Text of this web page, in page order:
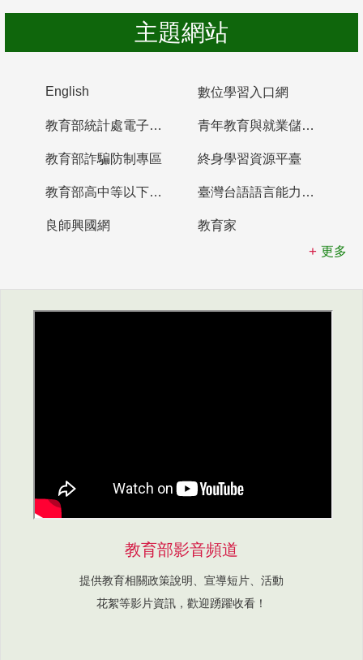
主題網站
English 數位學習入口網
教育部統計處電子書櫃 青年教育與就業儲蓄帳戶
教育部詐騙防制專區 終身學習資源平臺
教育部高中等以下學校及幼兒園教師資格檢定考試 臺灣台語語言能力認證網站
良師興國網
教育家
更多
教育部影音頻道
提供教育相關政策說明、宣導短片、活動
花絮等影片資訊，歡迎踴躍收看！